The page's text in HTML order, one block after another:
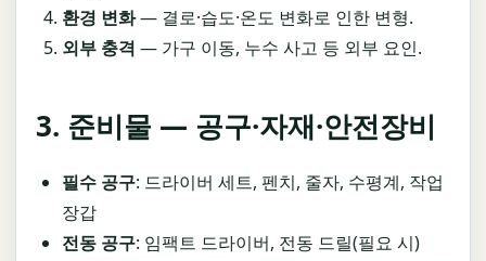
환경 변화— 결로·습도·온도 변화로 인한 변형.
외부 충격 — 가구 이동, 누수 사고 등 외부 요인.
3. 준비물 — 공구·자재·안전장비
필수 공구: 드라이버 세트, 펜치, 줄자, 수평계, 작업
장갑
전동 공구: 임팩트 드라이버, 전동 드릴(필요 시)